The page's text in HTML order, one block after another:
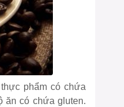
phẩm có chứa
ăn có chứa gluten.